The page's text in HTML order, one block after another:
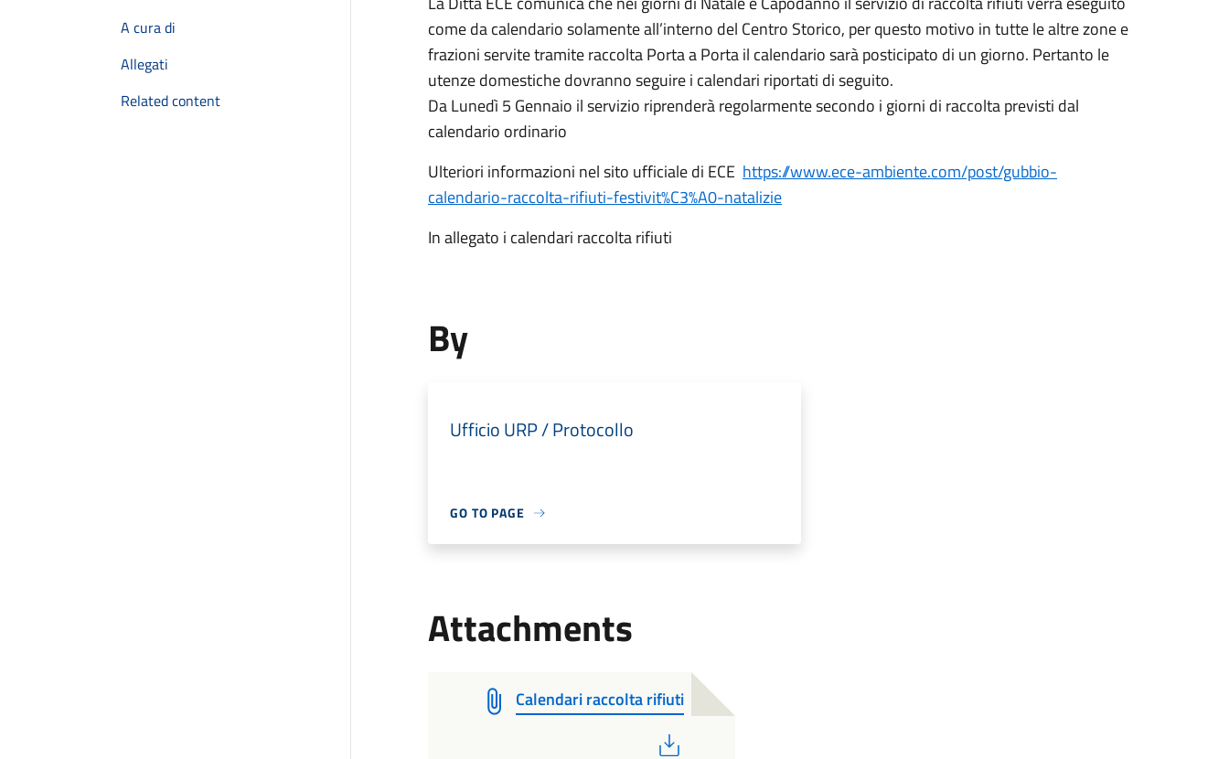
A cura di
Allegati
Related content
come da calendario solamente all’interno del Centro Storico, per questo motivo in tutte le altre zone e
frazioni servite tramite raccolta Porta a Porta il calendario sarà posticipato di un giorno. Pertanto le
utenze domestiche dovranno seguire i calendari riportati di seguito.
Da Lunedì 5 Gennaio il servizio riprenderà regolarmente secondo i giorni di raccolta previsti dal
calendario ordinario
Ulteriori informazioni nel sito ufficiale di ECE https://www.ece-ambiente.com/post/gubbio-
calendario-raccolta-rifiuti-festivit%C3%A0-natalizie
In allegato i calendari raccolta rifiuti
By
Ufficio URP / Protocollo
GO TO PAGE
Attachments
Calendari raccolta rifiuti